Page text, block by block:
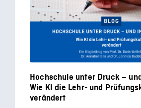
Hochschule unter Druck –
Wie KI die Lehr- und
verändert